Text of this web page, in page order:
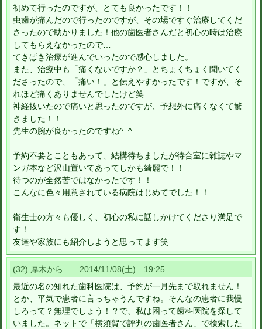
初めて行ったのですが、とても良かったです！！
虫歯が痛んだので行ったのですが、その場ですぐ治療してくだ
さったので助かりました！他の歯医者さんだと初心の時は治療
してもらえなかったので…
てきぱき治療が進んでいったので感心しました。
また、治療中も「痛くないですか？」とちょくちょく聞いてく
ださったので、「痛い！」と伝えやすかったです！ですが、そ
れほど痛くありませんでしたけど笑
神経抜いたので痛いと思ったのですが、予想外に痛くなくて驚
きました！！
先生の腕が良かったのですね^_^
予約不要とこともあって、結構待ちましたが待合室に雑誌やマ
ンガ本など沢山置いてあってしかも綺麗で！！
待つのが全然苦ではなかったです！！
こんなに色々用意されている病院はじめてでした！！
衛生士の方々も優しく、初心の私に話しかけてくださり満足で
す！
友達や家族にも紹介しようと思ってます笑
(32) 厚木から 2014/11/08(土) 19:25
最近の名の知れた歯科医院は、予約が一月先まで取れません！
とか、平気で患者に言っちゃうんですね。そんなの患者に我慢
しろって？無理でしょう！？で、私は困って歯科医院を探して
いました。ネットで「横須賀で評判の歯医者さん」で検索した